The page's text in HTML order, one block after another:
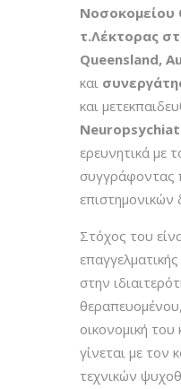
Νοσοκομείου
τ.Λέκτορας
Queensland,
και
και
ερευνητικά με
συγγράφοντας
επιστημονικών
Στόχος του
στην
οικονομική
γίνεται με τον
τεχνικών